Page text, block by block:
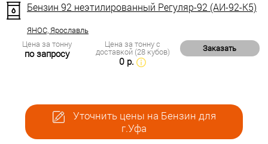
Бензин 92 неэтилированный Регуляр-92 (АИ-92-К5)
ЯНОС, Ярославль
Цена за тонну
по запросу
Цена за тонну с
доставкой (28 кубов)
0 р.
Заказать
Уточнить цены на Бензин для
г.Уфа